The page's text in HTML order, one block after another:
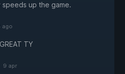
speeds up the game.
ago
TY
9 apr